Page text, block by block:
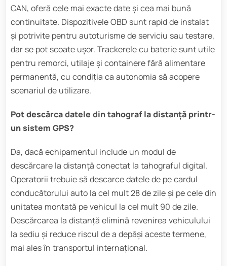
CAN, oferă cele mai exacte date și cea mai bună
continuitate. Dispozitivele OBD sunt rapid de instalat
și potrivite pentru autoturisme de serviciu sau testare,
dar se pot scoate ușor. Trackerele cu baterie sunt utile
pentru remorci, utilaje și containere fără alimentare
permanentă, cu condiția ca autonomia să acopere
scenariul de utilizare.
Pot descărca datele din tahograf la distanță printr-
un sistem GPS?
Da, dacă echipamentul include un modul de
descărcare la distanță conectat la tahograful digital.
Operatorii trebuie să descarce datele de pe cardul
conducătorului auto la cel mult 28 de zile și pe cele din
unitatea montată pe vehicul la cel mult 90 de zile.
Descărcarea la distanță elimină revenirea vehiculului
la sediu și reduce riscul de a depăși aceste termene,
mai ales în transportul internațional.